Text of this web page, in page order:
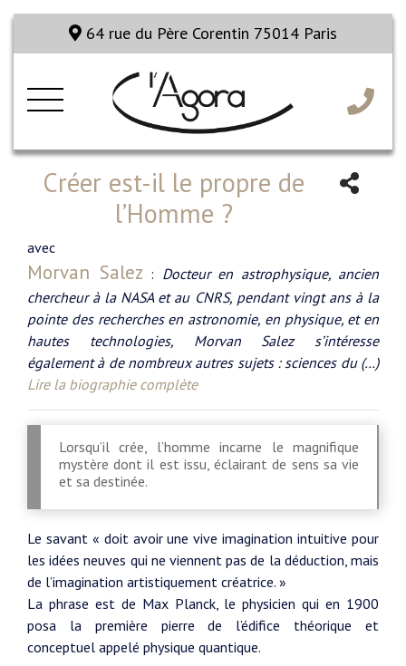
64 rue du Père Corentin 75014 Paris
Créer est-il le propre de
l’Homme ?
avec
Morvan Salez : Docteur en astrophysique, ancien
chercheur à la NASA et au CNRS, pendant vingt ans à la
pointe des recherches en astronomie, en physique, et en
hautes technologies, Morvan Salez s’intéresse
également à de nombreux autres sujets : sciences du (…)
Lire la biographie complète
Lorsqu’il crée, l’homme incarne le magnifique
mystère dont il est issu, éclairant de sens sa vie
et sa destinée.
Le savant « doit avoir une vive imagination intuitive pour
les idées neuves qui ne viennent pas de la déduction, mais
de l’imagination artistiquement créatrice. »
La phrase est de Max Planck, le physicien qui en 1900
posa la première pierre de l’édifice théorique et
conceptuel appelé physique quantique.